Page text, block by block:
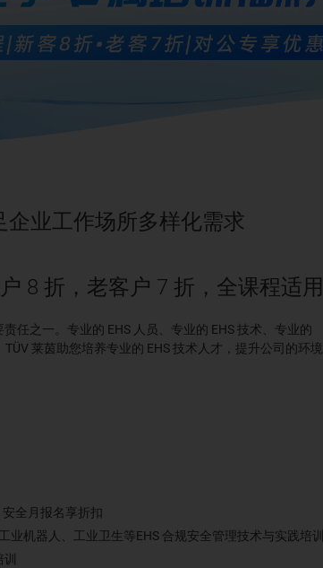
企业工作场所多样化需求
8 折，老客户 7 折，全课程适用
任之一。专业的 EHS 人员、专业的 EHS 技术、专业的
莱茵助您培养专业的 EHS 技术人才，提升公司的环境
全月报名享折扣
机器人、工业卫生等EHS 合规安全管理技术与实践培训